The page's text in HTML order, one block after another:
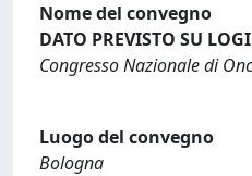
Nome del convegno
DATO PREVISTO SU
Congresso Nazionale di
Luogo del convegno
Bologna